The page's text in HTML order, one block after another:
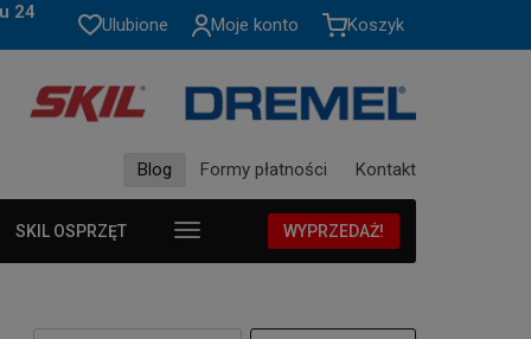
24
Ulubione Moje konto Koszyk
Blog Formy płatności Kontakt
SKIL OSPRZĘT WYPRZEDAŻ!